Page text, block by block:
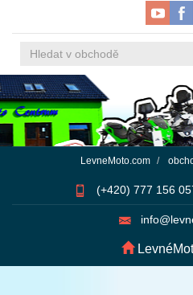
LevneMoto.com
(+420) 777 156